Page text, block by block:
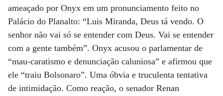
ameaçado por Onyx em um pronunciamento feito no
Palácio do Planalto: “Luis Miranda, Deus tá vendo. O
senhor não vai só se entender com Deus. Vai se entender
com a gente também”. Onyx acusou o parlamentar de
“mau-caratismo e denunciação caluniosa” e afirmou que
ele “traiu Bolsonaro”. Uma óbvia e truculenta tentativa
de intimidação. Como reação, o senador Renan